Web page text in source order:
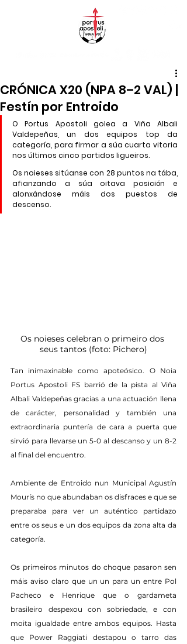
CRÓNICA X20 (NPA 8–2 VAL) |
Festín por Entroido
O Portus Apostoli golea a Viña Albali
Valdepeñas, un dos equipos top da
categoría, para firmar a súa cuarta vitoria
nos últimos cinco partidos ligueiros.
Os noieses sitúanse con 28 puntos na tába,
afianzando a súa oitava posición e
alonxándose máis dos puestos de
descenso.
Os noieses celebran o primeiro dos
seus tantos (foto: Pichero)
Tan inimaxinable como apoteósico. O Noia
Portus Apostoli FS barrió de la pista al Viña
Albali Valdepeñas gracias a una actuación llena
de carácter, personalidad y también una
extraordinaria puntería de cara a puerta que
sirvió para llevarse un 5-0 al descanso y un 8-2
al final del encuentro.
Ambiente de Entroido nun Municipal Agustín
Mourís no que abundaban os disfraces e que se
preparaba para ver un auténtico partidazo
entre os seus e un dos equipos da zona alta da
categoría.
Os primeiros minutos do choque pasaron sen
máis aviso claro que un un para un entre Pol
Pacheco e Henrique que o gardameta
brasileiro despexou con sobriedade, e con
moita igualdade entre ambos equipos. Hasta
que Power Raggiati destapou o tarro das